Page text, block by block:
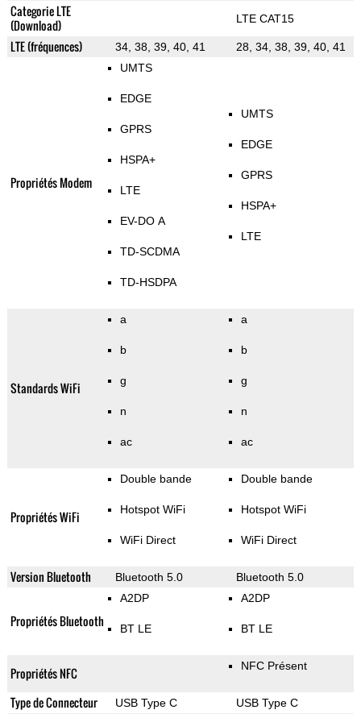
Categorie LTE
(Download)
LTE CAT15
LTE (fréquences) 34, 38, 39, 40, 41 28, 34, 38, 39, 40, 41
Propriétés Modem
UMTS
EDGE
GPRS
HSPA+
LTE
EV-DO A
TD-SCDMA
TD-HSDPA
UMTS
EDGE
GPRS
HSPA+
LTE
Standards WiFi
a
b
g
n
ac
a
b
g
n
ac
Propriétés WiFi
Double bande
Hotspot WiFi
WiFi Direct
Double bande
Hotspot WiFi
WiFi Direct
Version Bluetooth Bluetooth 5.0 Bluetooth 5.0
Propriétés Bluetooth
A2DP
BT LE
A2DP
BT LE
Propriétés NFC NFC Présent
Type de Connecteur USB Type C USB Type C